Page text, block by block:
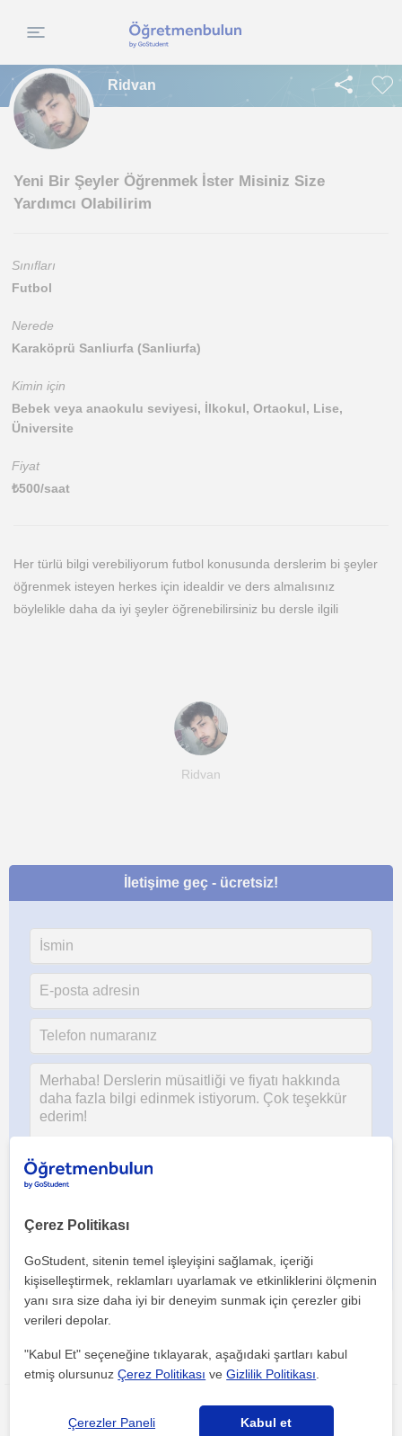
Ridvan
Yeni Bir Şeyler Öğrenmek İster Misiniz Size
Yardımcı Olabilirim
Sınıfları
Futbol
Nerede
Karaköprü Sanliurfa (Sanliurfa)
Kimin için
Bebek veya anaokulu seviyesi, İlkokul, Ortaokul, Lise,
Üniversite
Fiyat
₺500/saat
Her türlü bilgi verebiliyorum futbol konusunda derslerim bi şeyler
öğrenmek isteyen herkes için idealdir ve ders almalısınız
böylelikle daha da iyi şeyler öğrenebilirsiniz bu dersle ilgili
Ridvan
İletişime geç - ücretsiz!
Her iki düğmeye tıklayarak,
Bu ilanı paylaş veya e-posta ile gönder
Çerez Politikası
GoStudent, sitenin temel işleyişini sağlamak, içeriği
kişiselleştirmek, reklamları uyarlamak ve etkinliklerini ölçmenin
yanı sıra size daha iyi bir deneyim sunmak için çerezler gibi
verileri depolar.
"Kabul Et" seçeneğine tıklayarak, aşağıdaki şartları kabul
etmiş olursunuzÇerez Politikası veGizlilik Politikası
Çerezler Paneli Kabul et